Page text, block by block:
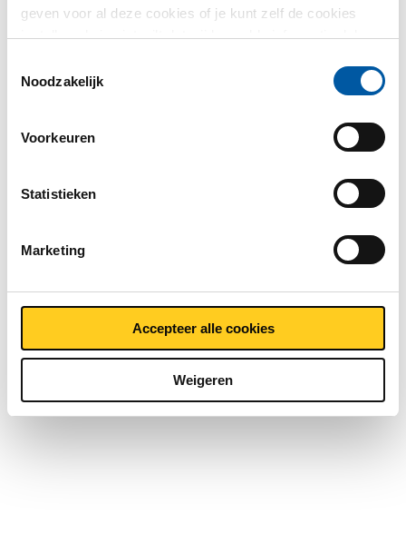
geven voor al deze cookies of je kunt zelf de cookies
instellen als je niet wilt dat wij bepaalde informatie delen.
partijen waarmee wij samenwerken vind je in ons
Noodzakelijk
Voorkeuren
Statistieken
Marketing
Accepteer alle cookies
Weigeren
Testas
TS Métaux
Contact opnemen?